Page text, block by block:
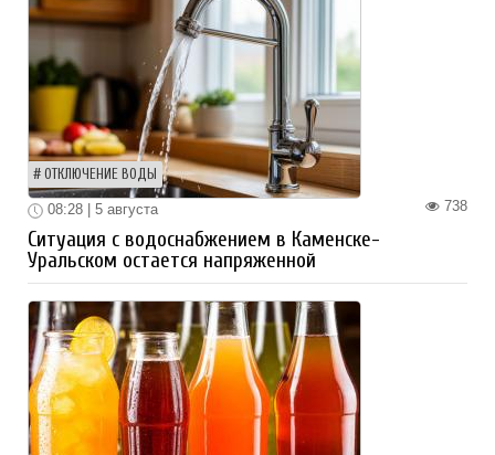
ОТКЛЮЧЕНИЕ ВОДЫ
738
08:28 | 5 августа
Ситуация с водоснабжением в Каменске-
Уральском остается напряженной